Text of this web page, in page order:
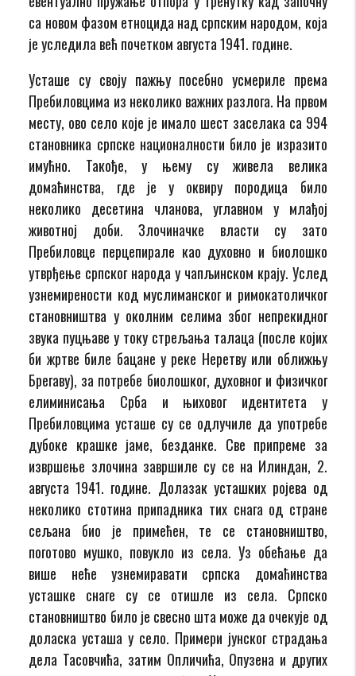
са новом фазом етноцида над српским народом, која
је уследила већ почетком августа 1941. године.
Усташе су своју пажњу посебно усмериле према
Пребиловцима из неколико важних разлога. На првом
месту, ово село које је имало шест заселака са 994
становника српске националности било је изразито
имућно. Такође, у њему су живела велика
домаћинства, где је у оквиру породица било
неколико десетина чланова, углавном у млађој
животној доби. Злочиначке власти су зато
Пребиловце перцепирале као духовно и биолошко
утврђење српског народа у чапљинском крају. Услед
узнемирености код муслиманског и римокатоличког
становништва у околним селима због непрекидног
звука пуцњаве у току стрељања талаца (после којих
би жртве биле бацане у реке Неретву или оближњу
Брегаву), за потребе биолошког, духовног и физичког
елиминисања Срба и њиховог идентитета у
Пребиловцима усташе су се одлучиле да употребе
дубоке крашке јаме, безданке. Све припреме за
извршење злочина завршиле су се на Илиндан, 2.
августа 1941. године. Долазак усташких ројева од
неколико стотина припадника тих снага од стране
сељана био је примећен, те се становништво,
поготово мушко, повукло из села. Уз обећање да
више неће узнемиравати српска домаћинства
усташке снаге су се отишле из села. Српско
становништво било је свесно шта може да очекује од
доласка усташа у село. Примери јунског страдања
дела Тасовчића, затим Опличића, Опузена и других